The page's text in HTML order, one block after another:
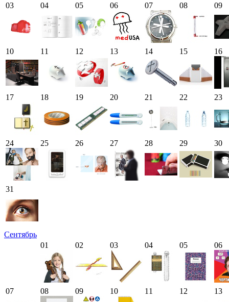
03 04 05 06 07 08 09
10 11 12 13 14 15 16
17 18 19 20 21 22 23
24 25 26 27 28 29 30
31
Сентябрь
01
02 03 04 05 06
07 08 09 10 11 12 13